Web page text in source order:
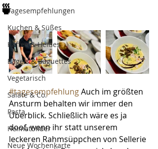
Tagesempfehlungen
Kuchen & Süßes
Kaffee & Heißes
Bagels & Baguettes
Vegetarisch
Salate & Co.
Pasta
Heimatbilder
Neue Wochenkarte
🍵
#tagesempfehlung Auch im größten
Ansturm behalten wir immer den
Überblick. Schließlich wäre es ja
doof, wenn ihr statt unserem
leckeren Rahmsüppchen von Sellerie